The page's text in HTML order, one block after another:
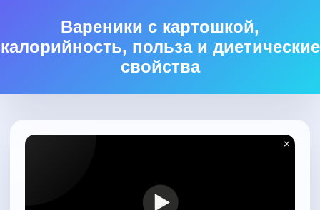
Вареники с картошкой,
калорийность, польза и диетические
свойства